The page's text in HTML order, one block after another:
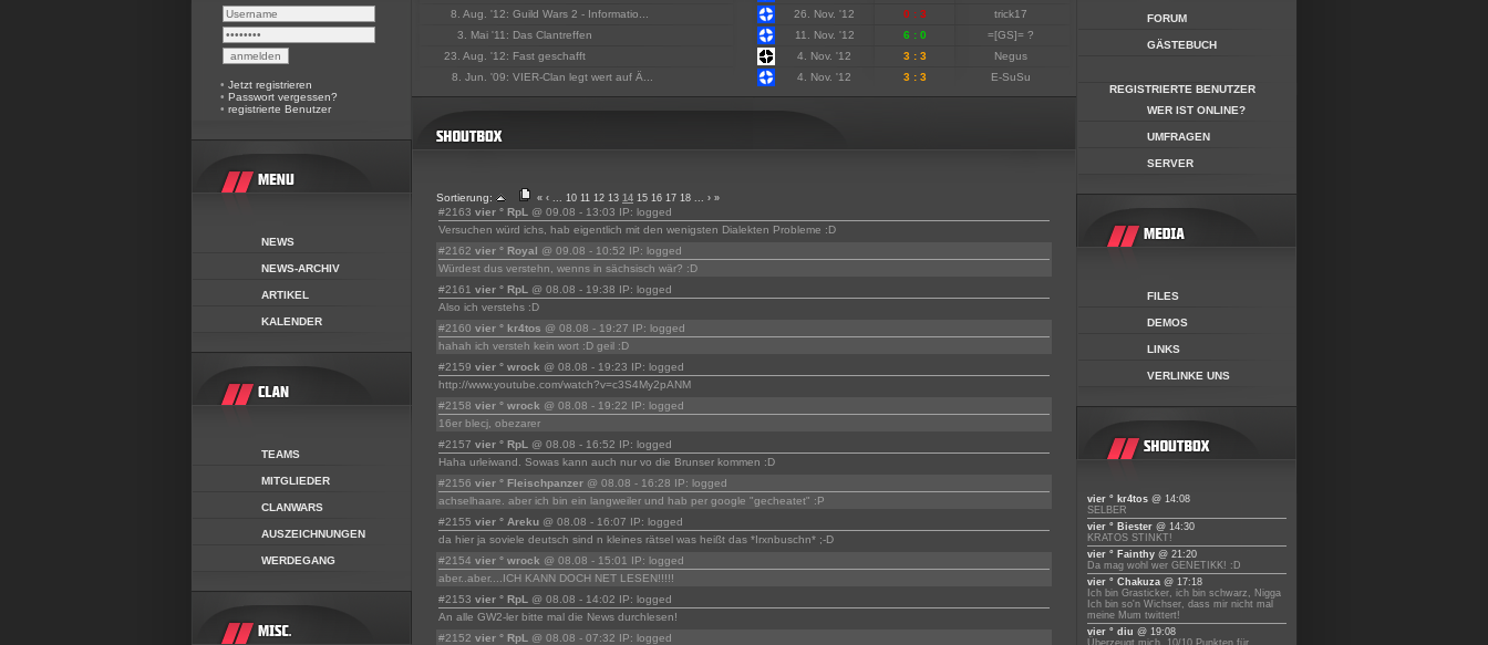
• Jetzt registrieren
• Passwort vergessen?
• registrierte Benutzer
NEWS
NEWS-ARCHIV
ARTIKEL
KALENDER
TEAMS
MITGLIEDER
CLANWARS
AUSZEICHNUNGEN
WERDEGANG
8. Aug. '12: Guild Wars 2 - Informatio...
3. Mai '11: Das Clantreffen
23. Aug. '12: Fast geschafft
8. Jun. '09: VIER-Clan legt wert auf Ä...
26. Nov. '12
0 : 3
trick17
11. Nov. '12
6 : 0
=[GS]= ?
4. Nov. '12
3 : 3
Negus
4. Nov. '12
3 : 3 E-SuSu
Sortierung: « ‹ ... 10 11 12 13 14 15 16 17 18 ... › »
#2163 vier ° RpL
@ 09.08 - 13:03 IP: logged
Versuchen würd ichs, hab eigentlich mit den wenigsten Dialekten Probleme :D
#2162 vier ° Royal @ 09.08 - 10:52 IP: logged
Würdest dus verstehn, wenns in sächsisch wär? :D
#2161 vier ° RpL
@ 08.08 - 19:38 IP: logged
Also ich verstehs :D
#2160 vier ° kr4tos @ 08.08 - 19:27 IP: logged
hahah ich versteh kein wort :D geil :D
#2159 vier ° wrock @ 08.08 - 19:23 IP: logged
http://www.youtube.com/watch?v=c3S4My2pANM
#2158 vier ° wrock @ 08.08 - 19:22 IP: logged
16er blecj, obezarer
#2157 vier ° RpL
@ 08.08 - 16:52 IP: logged
Haha urleiwand. Sowas kann auch nur vo die Brunser kommen :D
#2156 vier ° Fleischpanzer @ 08.08 - 16:28 IP: logged
achselhaare. aber ich bin ein langweiler und hab per google "gecheatet" :P
#2155 vier ° Areku @ 08.08 - 16:07 IP: logged
da hier ja soviele deutsch sind n kleines rätsel was heißt das *Irxnbuschn* ;-D
#2154 vier ° wrock @ 08.08 - 15:01 IP: logged
aber..aber....ICH KANN DOCH NET LESEN!!!!!
#2153 vier ° RpL
@ 08.08 - 14:02 IP: logged
An alle GW2-ler bitte mal die News durchlesen!
#2152 vier ° RpL
@ 08.08 - 07:32 IP: logged
FORUM
GÄSTEBUCH
REGISTRIERTE BENUTZER
WER IST ONLINE?
UMFRAGEN
SERVER
FILES
DEMOS
LINKS
VERLINKE UNS
vier ° kr4tos @ 14:08
SELBER
vier ° Biester @ 14:30
KRATOS STINKT!
vier ° Fainthy @ 21:20
Da mag wohl wer GENETIKK! :D
vier ° Chakuza @ 17:18
Ich bin Grasticker, ich bin schwarz, Nigga
Ich bin so'n Wichser, dass mir nicht mal
meine Mum twittert!
vier ° diu @ 19:08
Überzeugt mich, 10/10 Punkten für